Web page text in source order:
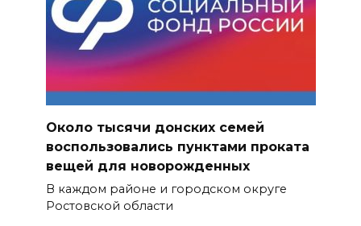
Около тысячи донских семей
воспользовались пунктами проката
вещей для новорожденных
В каждом районе и городском округе
Ростовской области